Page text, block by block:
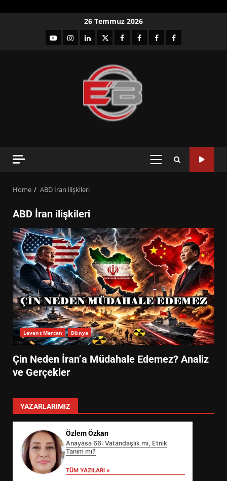
26 Temmuz 2026
YouTubeInstagram
LinkedIntwitterfacebook-Facebook-
Facebook-Facebook-
PRIMARY
Home ABD İran ilişkileri
ABD İran ilişkileri
Levent Mercan Dünya
Çin Neden İran’a Müdahale Edemez? Analiz
ve Gerçekler
YAZARLARIMIZ
Özlem Özkan
Anayasa 66: Vatandaşlık mı, Etnik
Tanım mı?
TÜM YAZILARI »